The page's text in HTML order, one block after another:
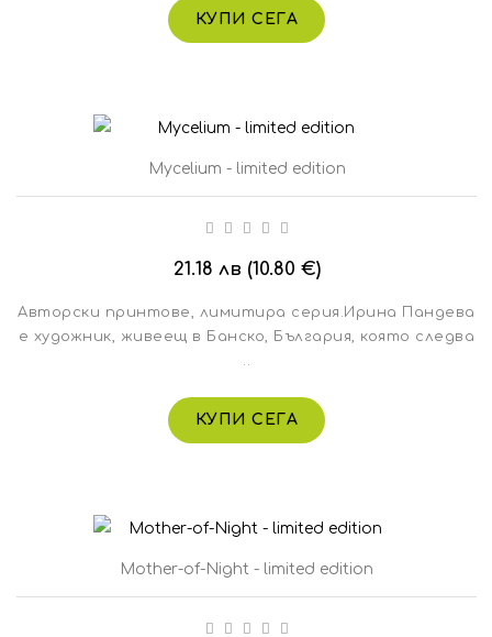
КУПИ СЕГА
Mycelium - limited edition
21.18 лв (10.80 €)
Авторски принтове, лимитира серия.Ирина Пандева
е художник, живеещ в Банско, България, която следва
..
КУПИ СЕГА
Mother-of-Night - limited edition